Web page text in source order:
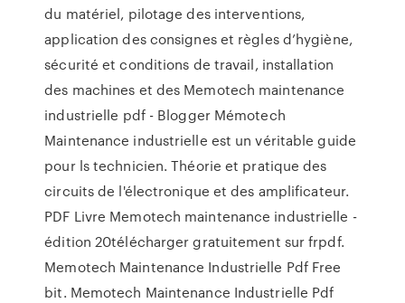
du matériel, pilotage des interventions,
application des consignes et règles d’hygiène,
sécurité et conditions de travail, installation
des machines et des Memotech maintenance
industrielle pdf - Blogger Mémotech
Maintenance industrielle est un véritable guide
pour ls technicien. Théorie et pratique des
circuits de l'électronique et des amplificateur.
PDF Livre Memotech maintenance industrielle -
édition 20télécharger gratuitement sur frpdf.
Memotech Maintenance Industrielle Pdf Free
bit. Memotech Maintenance Industrielle Pdf